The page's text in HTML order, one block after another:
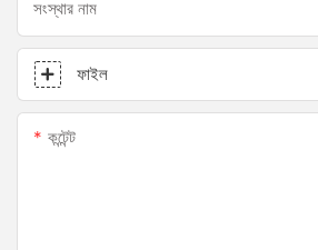
সংস্থার নাম
ফাইল
কন্টেন্ট